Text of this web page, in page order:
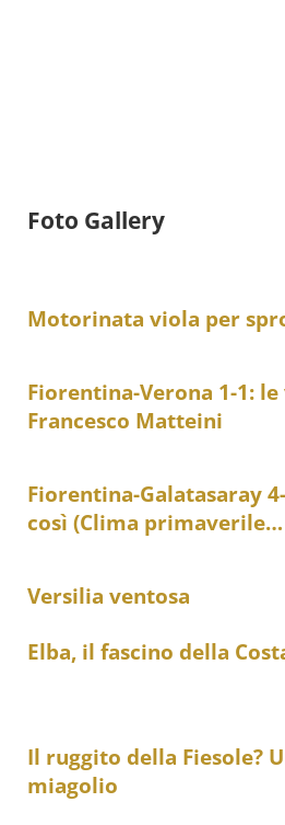
Foto Gallery
Motorinata viola per
Fiorentina-Verona 1-1:
Francesco Matteini
Fiorentina-Galatasaray
così (Clima primaverile…
Versilia ventosa
Elba, il fascino della
Il ruggito della Fiesole?
miagolio